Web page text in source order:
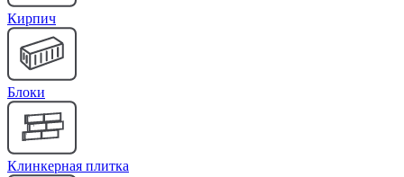
Кирпич
Блоки
Клинкерная плитка